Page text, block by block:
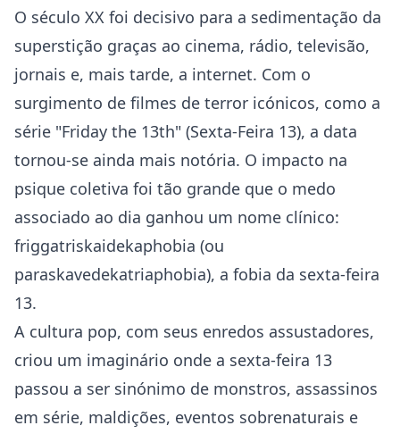
O século XX foi decisivo para a sedimentação da
superstição graças ao cinema, rádio, televisão,
jornais e, mais tarde, a internet. Com o
surgimento de filmes de terror icónicos, como a
série "Friday the 13th" (Sexta-Feira 13), a data
tornou-se ainda mais notória. O impacto na
psique coletiva foi tão grande que o medo
associado ao dia ganhou um nome clínico:
friggatriskaidekaphobia (ou
paraskavedekatriaphobia), a fobia da sexta-feira
13.
A cultura pop, com seus enredos assustadores,
criou um imaginário onde a sexta-feira 13
passou a ser sinónimo de monstros, assassinos
em série, maldições, eventos sobrenaturais e